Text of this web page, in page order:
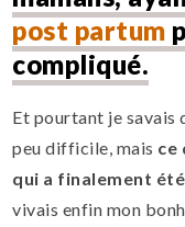
post partum
compliqué.
Et pourtant je savais
peu difficile, mais ce
qui a finalement
vivais enfin mon